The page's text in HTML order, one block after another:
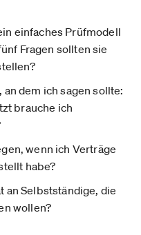
einfaches Prüfmodell
Fragen sollten sie
dem ich sagen sollte:
brauche ich
wenn ich Verträge
habe?
an Selbstständige, die
wollen?